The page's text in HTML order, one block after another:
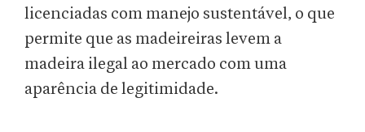
licenciadas com manejo sustentável, o que
permite que as madeireiras levem a
madeira ilegal ao mercado com uma
aparência de legitimidade.